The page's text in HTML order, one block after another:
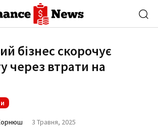
бізнес скорочує
через втрати на
3 Травня, 2025